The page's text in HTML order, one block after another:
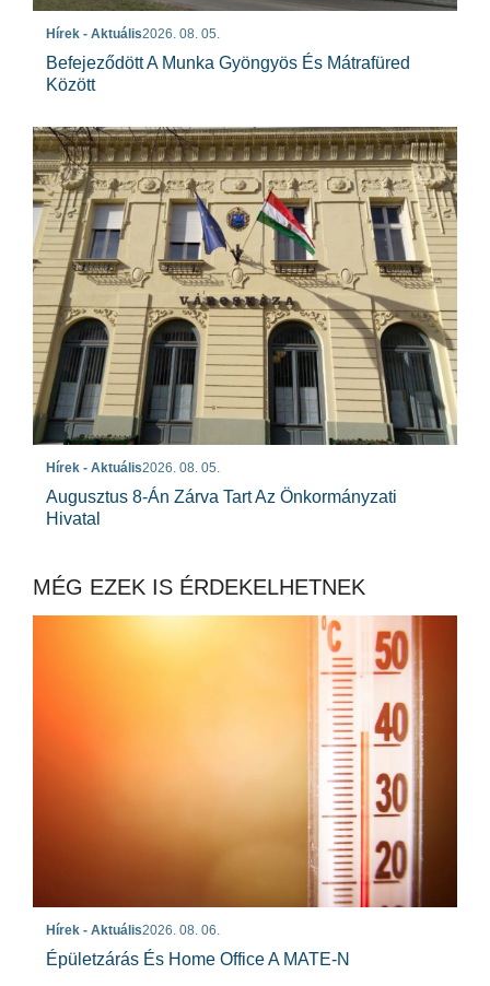
Hírek - Aktuális2026. 08. 05.
Befejeződött A Munka Gyöngyös És Mátrafüred
Között
Hírek - Aktuális2026. 08. 05.
Augusztus 8-Án Zárva Tart Az Önkormányzati
Hivatal
MÉG EZEK IS ÉRDEKELHETNEK
Hírek - Aktuális2026. 08. 06.
Épületzárás És Home Office A MATE-N